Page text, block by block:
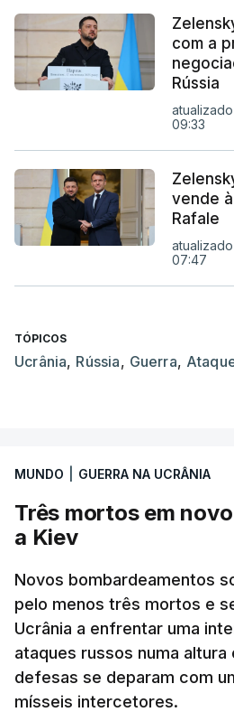
com a
Rússia
09:33
vende
Rafale
07:47
TÓPICOS
Ucrânia, Rússia, Guerra,
MUNDO GUERRA NA UCRÂNIA
Três mortos em
a Kiev
Novos bombardeamentos
pelo menos três mortos e
Ucrânia a enfrentar uma
ataques russos numa altura
defesas se deparam com
mísseis intercetores.